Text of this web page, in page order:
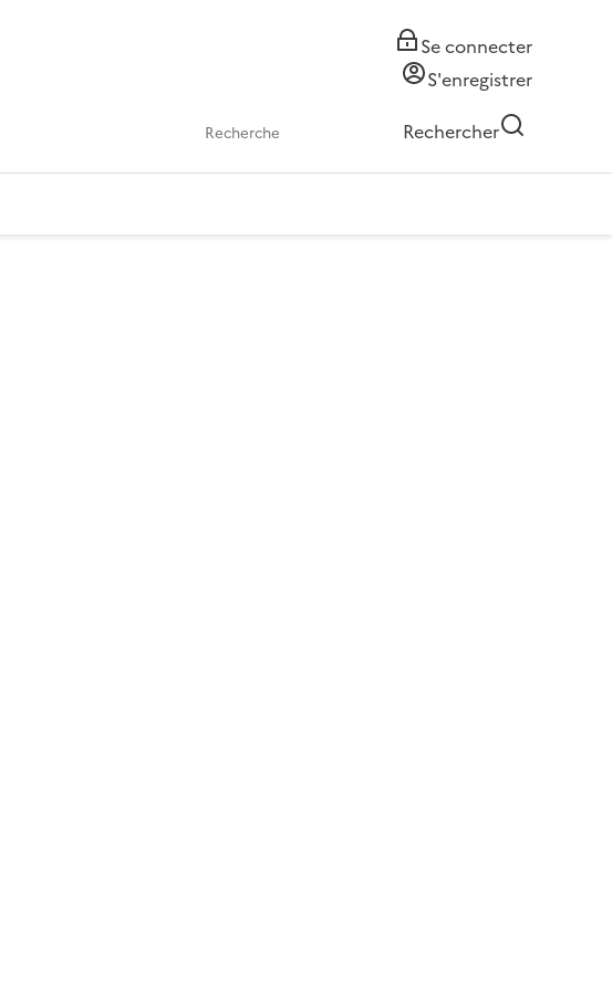
Se connecter
S'enregistrer
Rechercher